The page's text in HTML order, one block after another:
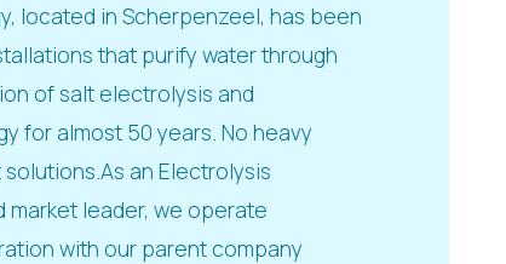
located in Scherpenzeel, has been
that purify water through
of salt electrolysis and
for almost 50 years. No heavy
an Electrolysis
market leader, we operate
with our parent company